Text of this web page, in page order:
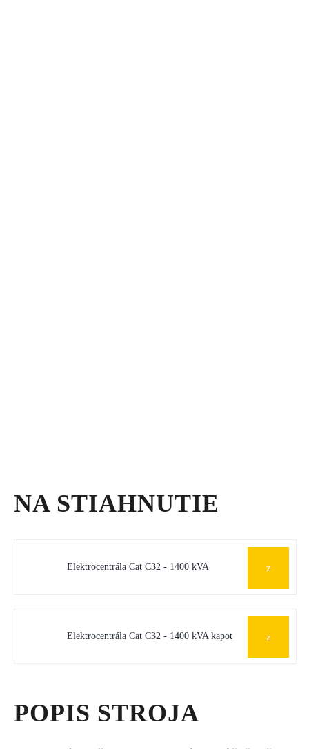
NA STIAHNUTIE
Elektrocentrála Cat C32 - 1400 kVA
Elektrocentrála Cat C32 - 1400 kVA kapot
POPIS STROJA